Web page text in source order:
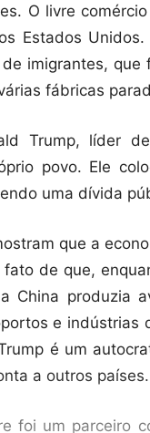
O livre
Estados
imigrantes,
fábricas
Trump, líder
povo. Ele
uma dívida
que a
de que,
China produzia
e indústrias
é um
a outros países.
foi um parceiro